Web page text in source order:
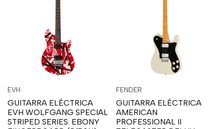
sesión
para
usar
la
para
usar
Compare
Proveedor:
EVH
GUITARRA ELÉCTRICA
EVH WOLFGANG SPECIAL
STRIPED SERIES: EBONY
sesión
para
usar
la
sesión
para
usar
Compare
Vista
Proveedor:
FENDER
GUITARRA ELÉCTRICA
AMERICAN
PROFESSIONAL II